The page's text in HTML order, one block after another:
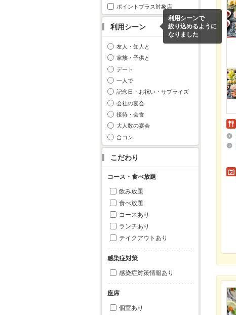
ポイントプラス対象店
利用シーン
利用シーンで
絞り込めるように
なりました
友人・知人と
家族・子供と
デート
一人で
記念日・お祝い・サプライズ
会社の宴会
接待・会食
大人数の宴会
合コン
こだわり
コース・食べ放題
飲み放題
食べ放題
コースあり
ランチあり
テイクアウトあり
感染症対策
感染症対策情報あり
座席
個室あり